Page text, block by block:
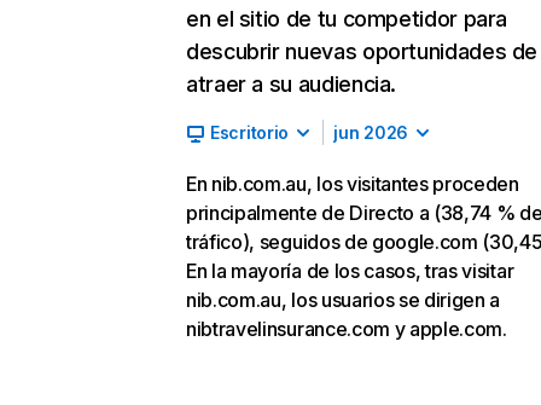
en el sitio de tu competidor para
descubrir nuevas oportunidades de
atraer a su audiencia.
Escritorio jun 2026
En nib.com.au, los visitantes proceden
principalmente de Directo a (38,74 %
tráfico), seguidos de google.com
En la mayoría de los casos, tras visitar
nib.com.au, los usuarios se dirigen a
nibtravelinsurance.com y apple.com.